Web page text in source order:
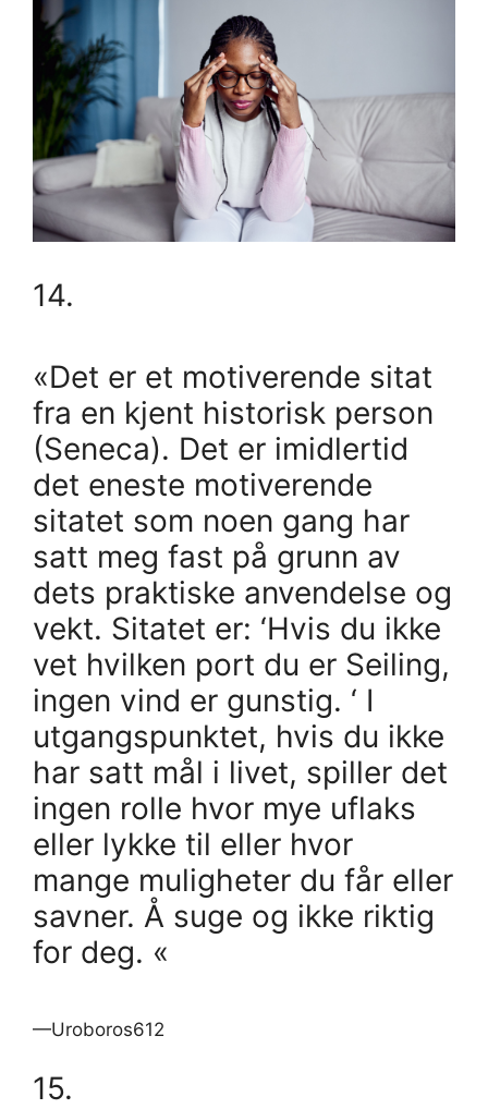
14.
«Det er et motiverende sitat
fra en kjent historisk person
(Seneca). Det er imidlertid
det eneste motiverende
sitatet som noen gang har
satt meg fast på grunn av
dets praktiske anvendelse og
vekt. Sitatet er: ‘Hvis du ikke
vet hvilken port du er Seiling,
ingen vind er gunstig. ‘ I
utgangspunktet, hvis du ikke
har satt mål i livet, spiller det
ingen rolle hvor mye uflaks
eller lykke til eller hvor
mange muligheter du får eller
savner. Å suge og ikke riktig
for deg. «
—Uroboros612
15.